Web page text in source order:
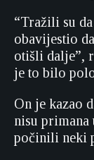
“Tražili su
obavijestio
otišli dalje”,
je to bilo
On je kazao
nisu
počinili neki